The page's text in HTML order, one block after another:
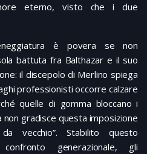
eterno, visto che i due
è povera se non
battuta fra Balthazar e il suo
il discepolo di Merlino spiega
professionisti occorre calzare
quelle di gomma bloccano i
non gradisce questa imposizione
vecchio”. Stabilito questo
generazionale, gli